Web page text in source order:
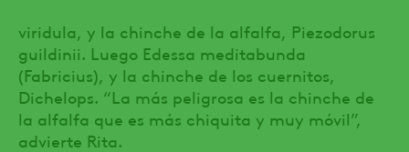
viridula, y la chinche de la alfalfa, Piezodorus
guildinii. Luego Edessa meditabunda
(Fabricius), y la chinche de los cuernitos,
Dichelops. “La más peligrosa es la chinche de
la alfalfa que es más chiquita y muy móvil”,
advierte Rita.